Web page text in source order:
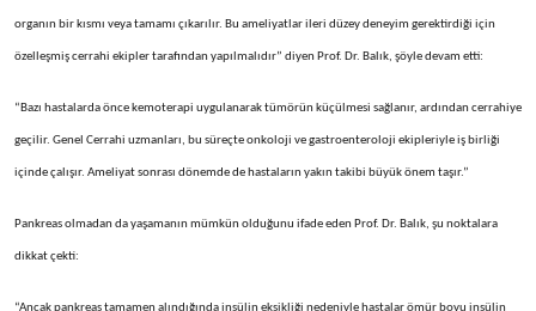
organın bir kısmı veya tamamı çıkarılır. Bu ameliyatlar ileri düzey deneyim gerektirdiği için
özelleşmiş cerrahi ekipler tarafından yapılmalıdır” diyen Prof. Dr. Balık, şöyle devam etti:
“Bazı hastalarda önce kemoterapi uygulanarak tümörün küçülmesi sağlanır, ardından cerrahiye
geçilir. Genel Cerrahi uzmanları, bu süreçte onkoloji ve gastroenteroloji ekipleriyle iş birliği
içinde çalışır. Ameliyat sonrası dönemde de hastaların yakın takibi büyük önem taşır.”
Pankreas olmadan da yaşamanın mümkün olduğunu ifade eden Prof. Dr. Balık, şu noktalara
dikkat çekti:
“Ancak pankreas tamamen alındığında insülin eksikliği nedeniyle hastalar ömür boyu insülin